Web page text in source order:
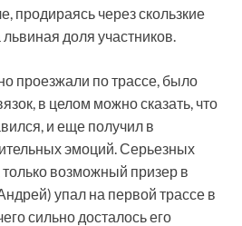
продираясь через скользкие
доля участников.
проезжали по трассе, было
в целом можно сказать, что
и еще получил в
эмоций. Серьезных
возможный призер в
упал на первой трассе в
сильно досталось его